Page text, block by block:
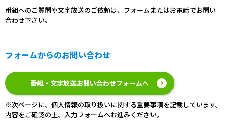
番組へのご質問や文字放送のご依頼は、フォームまたはお電話でお問い
合わせ下さい。
フォームからのお問い合わせ
番組・文字放送お問い合わせフォームへ
※次ページに、個人情報の取り扱いに関する重要事項を記載しています。
内容をご確認の上、入力フォームへお進みください。